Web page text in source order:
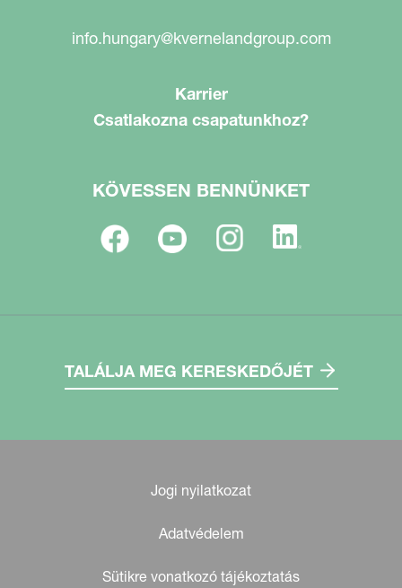
info.hungary@kvernelandgroup.com
Karrier
Csatlakozna csapatunkhoz?
KÖVESSEN BENNÜNKET
TALÁLJA MEG KERESKEDŐJÉT
Jogi nyilatkozat
Adatvédelem
Sütikre vonatkozó tájékoztatás